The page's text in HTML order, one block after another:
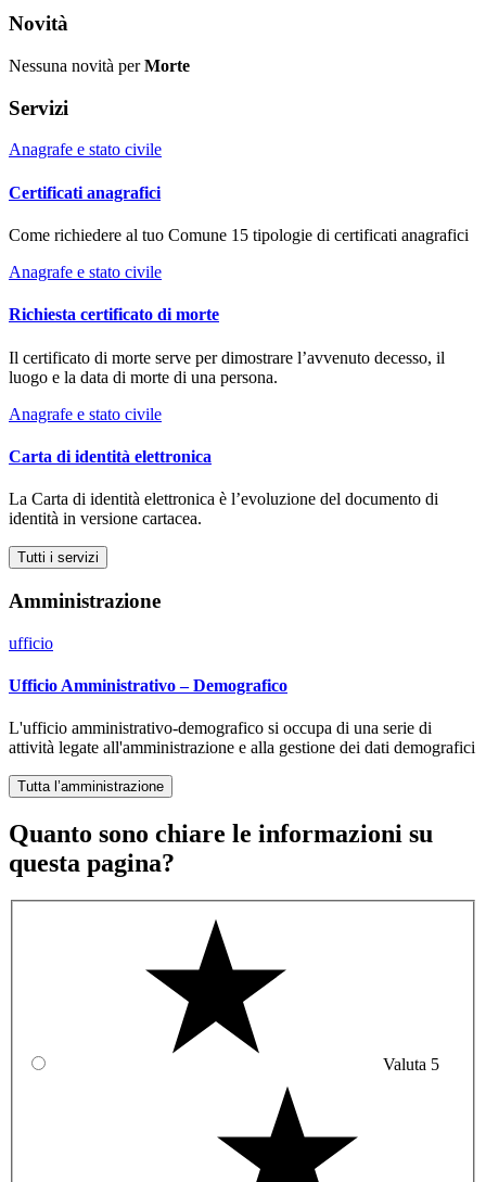
Novità
Nessuna novità perMorte
Servizi
Anagrafe e stato civile
Certificati anagrafici
Come richiedere al tuo Comune 15 tipologie di certificati anagrafici
Anagrafe e stato civile
Richiesta certificato di morte
Il certificato di morte serve per dimostrare l’avvenuto decesso, il
luogo e la data di morte di una persona.
Anagrafe e stato civile
Carta di identità elettronica
La Carta di identità elettronica è l’evoluzione del documento di
identità in versione cartacea.
Tutti i servizi
Amministrazione
ufficio
Ufficio Amministrativo – Demografico
L'ufficio amministrativo-demografico si occupa di una serie di
attività legate all'amministrazione e alla gestione dei dati demografici
Tutta l’amministrazione
Quanto sono chiare le informazioni su
questa pagina?
Valuta 5